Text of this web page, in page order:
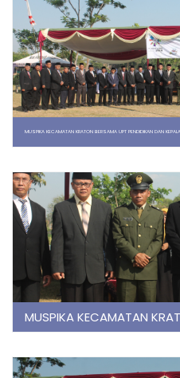
MUSPIKA KECAMATAN KRATON BERSAMA UPT PENDIDIKAN DAN
MUSPIKA KECAMATAN